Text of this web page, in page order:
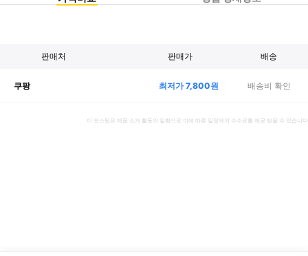
판매처 판매가 배송
쿠팡 최저가7,800원 배송비 확인
이 포스팅은 제품 소개 활동의 일환으로 이에 따른 일정액의 수수료를 제공 받을 수 있습니다